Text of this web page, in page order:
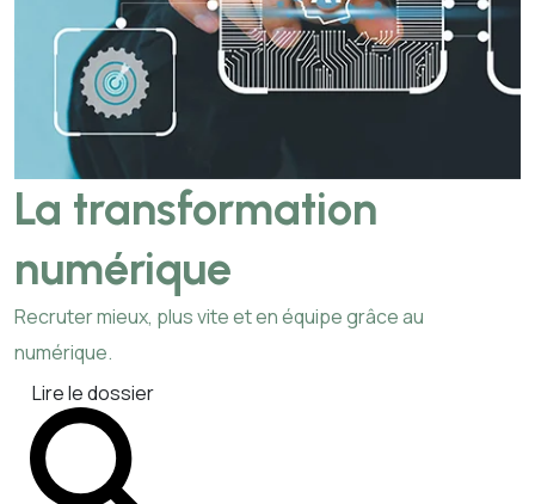
La transformation
numérique
Recruter mieux, plus vite et en équipe grâce au
numérique.
Lire le dossier